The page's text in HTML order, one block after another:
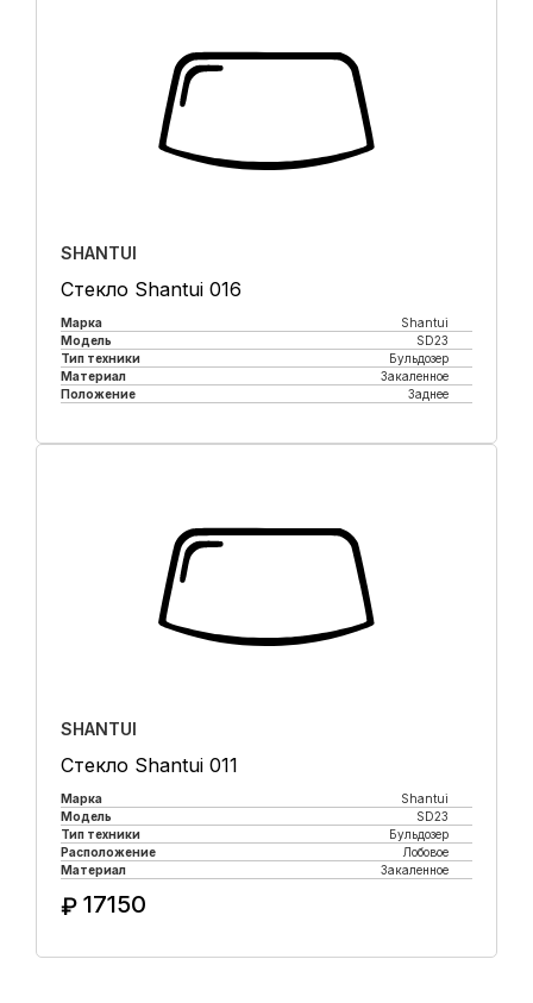
SHANTUI
Стекло Shantui 016
Марка
Shantui
Модель
SD23
Тип техники
Бульдозер
Материал
Закаленное
Положение
Заднее
SHANTUI
Стекло Shantui 011
Марка
Shantui
Модель
SD23
Тип техники
Бульдозер
Расположение
Лобовое
Материал
Закаленное
₽ 17150